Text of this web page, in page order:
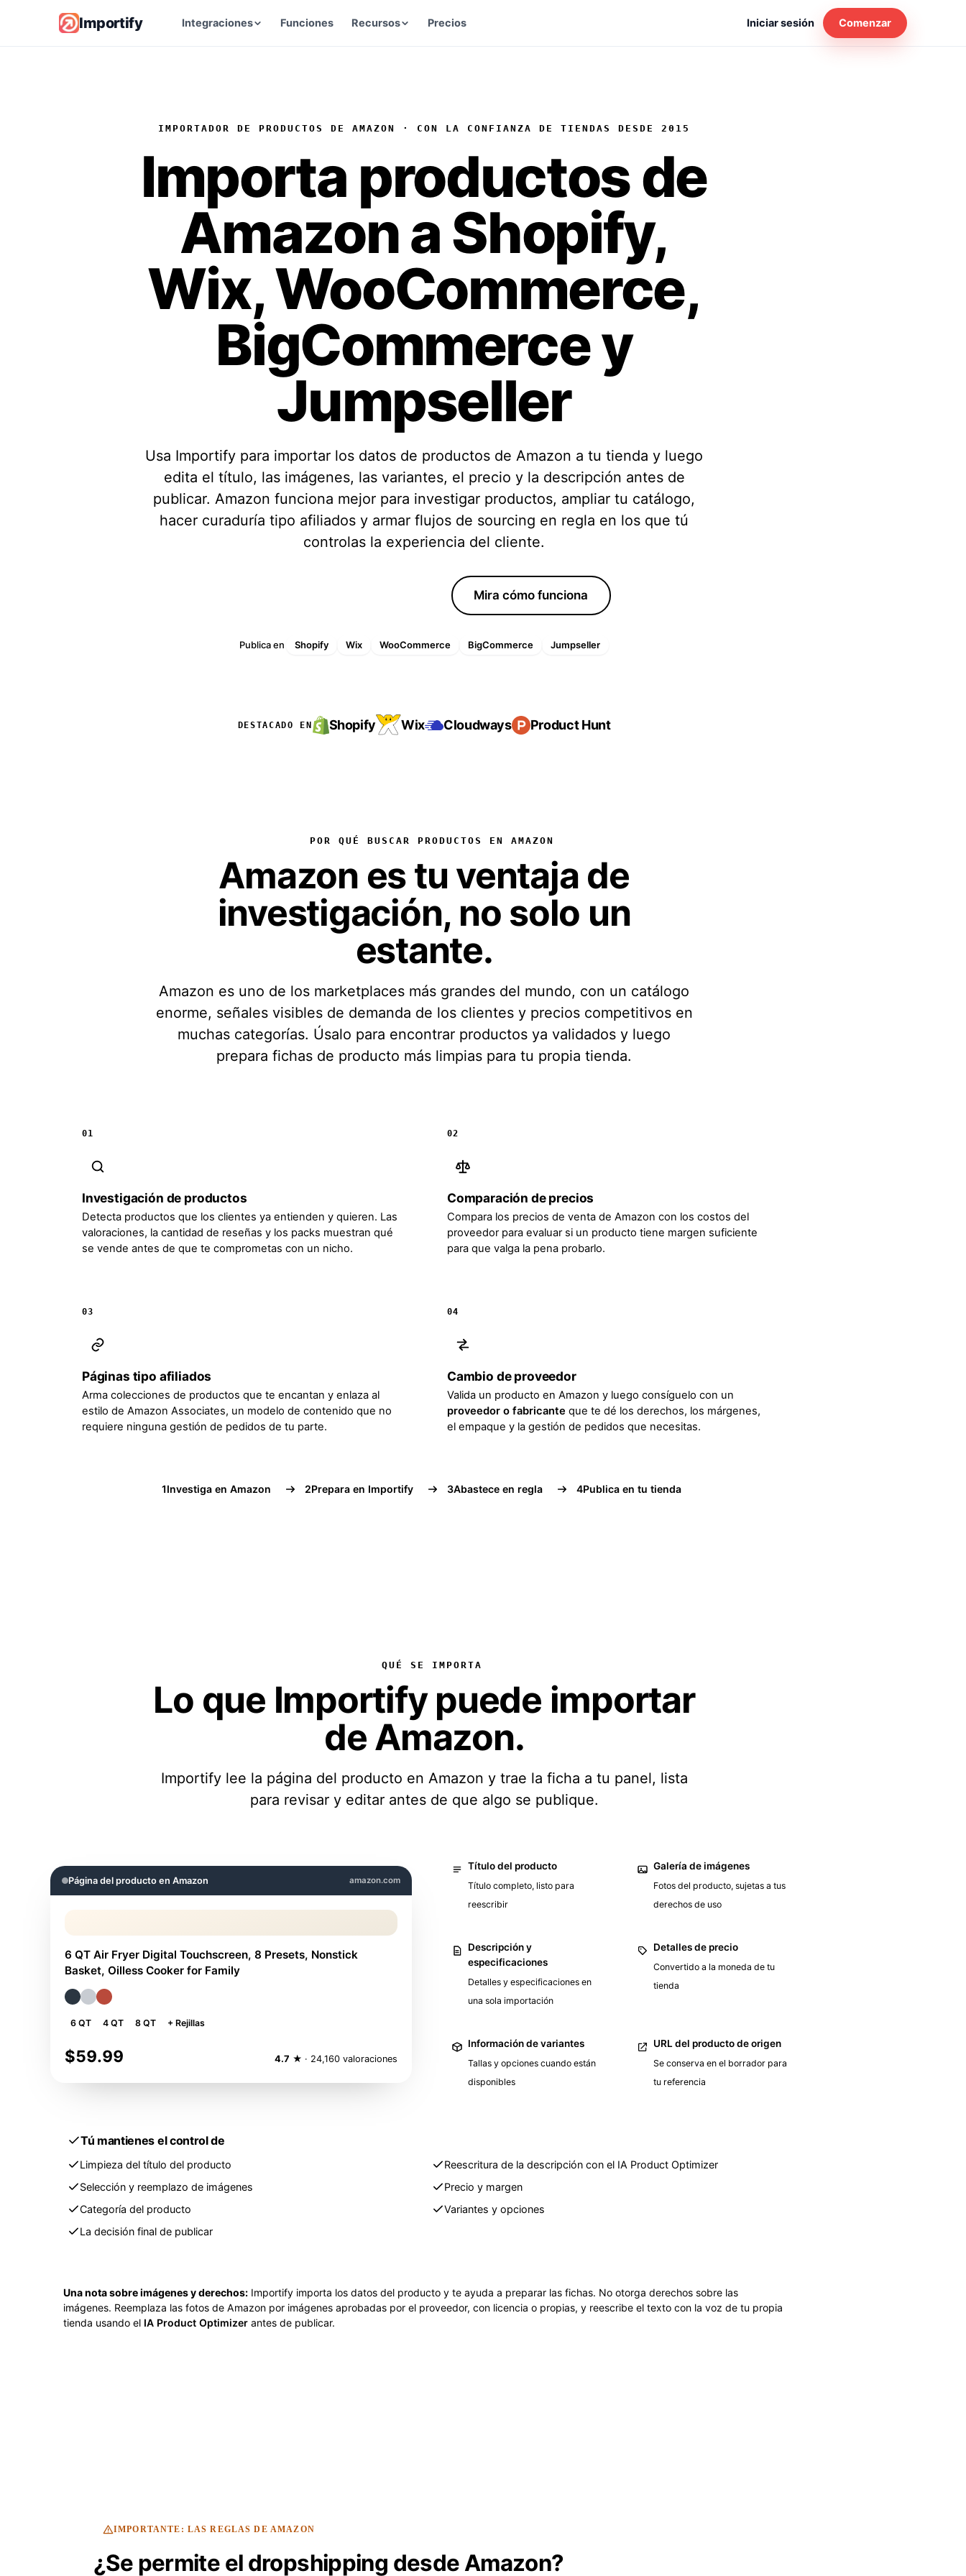
Importify Integraciones Funciones Recursos
IA Product Optimizer Contáctanos
La guía definitiva de
dropshipping
Empieza con el dropshipping en 2026
Comparar apps
Compara Importify con otras
herramientas de dropshipping
Consejos, tendencias y guías
Canal de YouTube
Conviértete en proveedor
Solicita listar tus productos
Gana comisión
Anúnciate con nosotros
Precios Iniciar sesión Comenzar
IMPORTADOR DE PRODUCTOS DE AMAZON · CON LA CONFIANZA DE TIENDAS DESDE 2015
Importa productos de
Amazona Shopify,
Wix, WooCommerce,
BigCommerce y
Jumpseller
Usa Importify para importar los datos de productos de Amazon a tu tienda y luego
edita el título, las imágenes, las variantes, el precio y la descripción antes de
publicar. Amazon funciona mejor para investigar productos, ampliar tu catálogo,
hacer curaduría tipo afiliados y armar flujos de sourcing en regla en los que tú
controlas la experiencia del cliente.
Mira cómo funciona
Publica en Shopify Wix WooCommerce BigCommerce Jumpseller
DESTACADO EN Shopify Wix Cloudways Product Hunt
POR QUÉ BUSCAR PRODUCTOS EN AMAZON
Amazon es tu ventaja de
investigación, no solo un
estante.
Amazon es uno de los marketplaces más grandes del mundo, con un catálogo
enorme, señales visibles de demanda de los clientes y precios competitivos en
muchas categorías. Úsalo para encontrar productos ya validados y luego
prepara fichas de producto más limpias para tu propia tienda.
01
Investigación de productos
Detecta productos que los clientes ya entienden y quieren. Las
valoraciones, la cantidad de reseñas y los packs muestran qué
se vende antes de que te comprometas con un nicho.
02
Comparación de precios
Compara los precios de venta de Amazon con los costos del
proveedor para evaluar si un producto tiene margen suficiente
para que valga la pena probarlo.
03
Páginas tipo afiliados
Arma colecciones de productos que te encantan y enlaza al
estilo de Amazon Associates, un modelo de contenido que no
requiere ninguna gestión de pedidos de tu parte.
04
Cambio de proveedor
Valida un producto en Amazon y luego consíguelo con un
proveedor o fabricante que te dé los derechos, los márgenes,
el empaque y la gestión de pedidos que necesitas.
1Investiga en Amazon 2Prepara en Importify 3Abastece en regla 4Publica en tu tienda
QUÉ SE IMPORTA
Lo que Importify puede importar
de Amazon.
Importify lee la página del producto en Amazon y trae la ficha a tu panel, lista
para revisar y editar antes de que algo se publique.
Página del producto en Amazon amazon.com
6 QT Air Fryer Digital Touchscreen, 8 Presets, Nonstick
Basket, Oilless Cooker for Family
6 QT 4 QT 8 QT + Rejillas
$59.99 4.7 ★ · 24,160 valoraciones
Título del producto
Título completo, listo para
reescribir
Galería de imágenes
Fotos del producto, sujetas a tus
derechos de uso
Descripción y
especificaciones
Detalles y especificaciones en
una sola importación
Detalles de precio
Convertido a la moneda de tu
tienda
Información de variantes
Tallas y opciones cuando están
disponibles
URL del producto de origen
Se conserva en el borrador para
tu referencia
Tú mantienes el control de
Limpieza del título del producto Reescritura de la descripción con el IA Product Optimizer
Selección y reemplazo de imágenes
Precio y margen
Categoría del producto
Variantes y opciones
La decisión final de publicar
Una nota sobre imágenes y derechos: Importify importa los datos del producto y te ayuda a preparar las fichas. No otorga derechos sobre las
imágenes. Reemplaza las fotos de Amazon por imágenes aprobadas por el proveedor, con licencia o propias, y reescribe el texto con la voz de tu propia
tienda usando el IA Product Optimizer antes de publicar.
IMPORTANTE: LAS REGLAS DE AMAZON
¿Se permite el dropshipping desde Amazon?